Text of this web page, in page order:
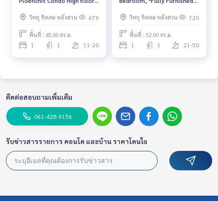
furnished Ready to move in
วิทยุ ชิดลม หลังสวน 679
พื้นที่ : 45.00 ตร.ม.
1 1 11-20
in
วิทยุ ชิดลม หลังสวน 720
พื้นที่ : 52.00 ตร.ม.
1 1 21-50
ติดต่อสอบถามเพิ่มเติม
061-428-9156
รับข่าวสารรายการ คอนโด และบ้าน ราคาโดนใจ